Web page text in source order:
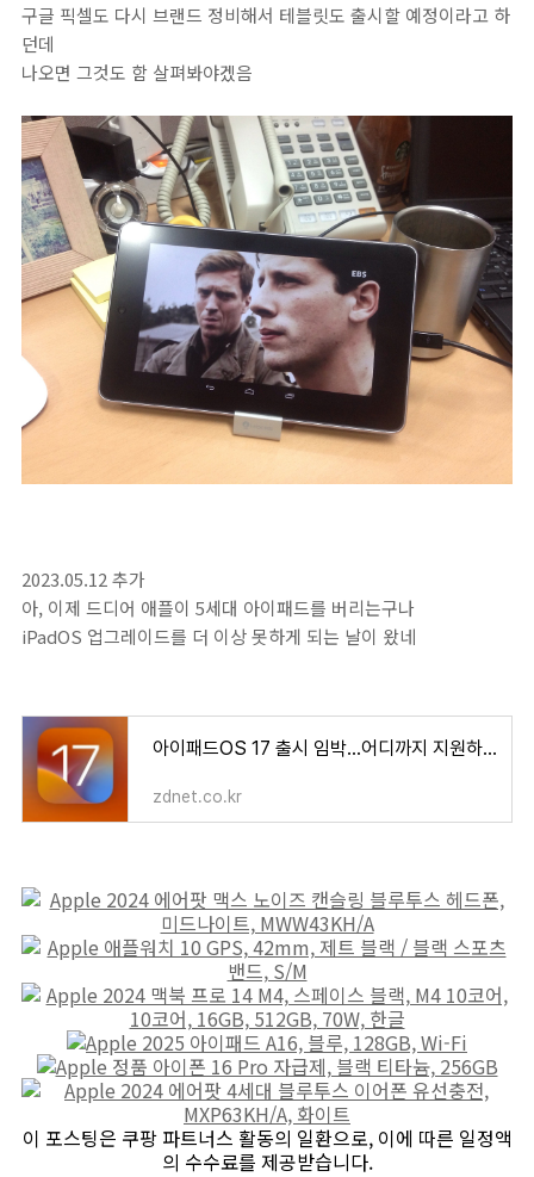
구글 픽셀도 다시 브랜드 정비해서 테블릿도 출시할 예정이라고 하
던데
나오면 그것도 함 살펴봐야겠음
2023.05.12 추가
아, 이제 드디어 애플이 5세대 아이패드를 버리는구나
iPadOS 업그레이드를 더 이상 못하게 되는 날이 왔네
아이패드OS 17 출시 임박…어디까지 지원하나
zdnet.co.kr
이 포스팅은 쿠팡 파트너스 활동의 일환으로, 이에 따른 일정액
의 수수료를 제공받습니다.